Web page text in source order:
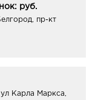
руб.
пр-кт
Карла Маркса,